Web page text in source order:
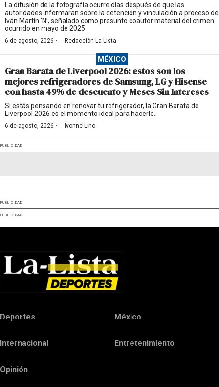
La difusión de la fotografía ocurre días después de que las
autoridades informaran sobre la detención y vinculación a proceso de
Iván Martín ‘N’, señalado como presunto coautor material del crimen
ocurrido en mayo de 2025
6 de agosto, 2026 · Redacción La-Lista
MÉXICO
Gran Barata de Liverpool 2026: estos son los
mejores refrigeradores de Samsung, LG y Hisense
con hasta 49% de descuento y Meses Sin Intereses
Si estás pensando en renovar tu refrigerador, la Gran Barata de
Liverpool 2026 es el momento ideal para hacerlo.
6 de agosto, 2026 · Ivonne Lino
PUBLICIDAD
PUBLICIDAD
PUBLICIDAD
Deportes México
Internacional Entretenimiento
Opinión